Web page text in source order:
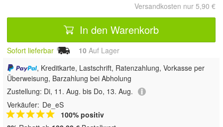
Versandkosten nur 5,90 €
In den Warenkorb
Sofort lieferbar 10 Auf Lager
, Kreditkarte, Lastschrift, Ratenzahlung, Vorkasse per
Überweisung, Barzahlung bei Abholung
Zustellung: Di, 11. Aug. bis Do, 13. Aug.
Verkäufer: De_eS
100% positiv